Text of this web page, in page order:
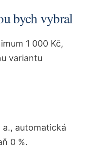
bych vybral
1 000 Kč,
variantu
a., automatická
0 %.